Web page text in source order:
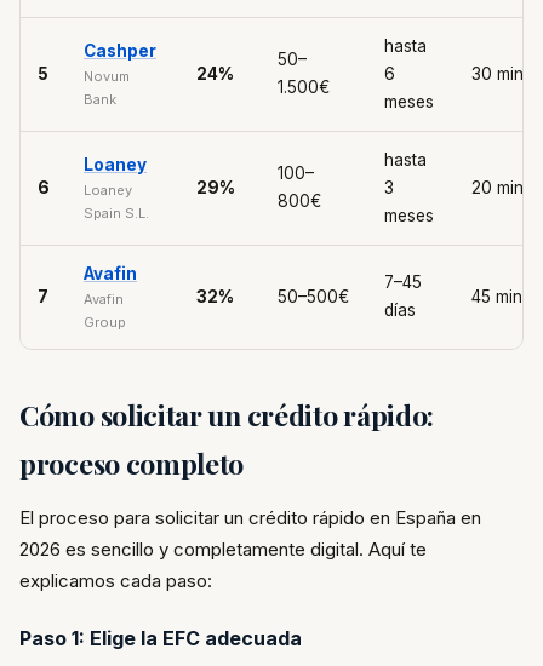
5
Cashper
Novum
Bank
24%
50–
1.500€
hasta
6
meses
30 min
6
Loaney
Loaney
Spain S.L.
29%
100–
800€
hasta
3
meses
20 min
7
Avafin
Avafin
Group
32% 50–500€
7–45
días
45 min
Cómo solicitar un crédito rápido:
proceso completo
El proceso para solicitar un crédito rápido en España en
2026 es sencillo y completamente digital. Aquí te
explicamos cada paso:
Paso 1: Elige la EFC adecuada